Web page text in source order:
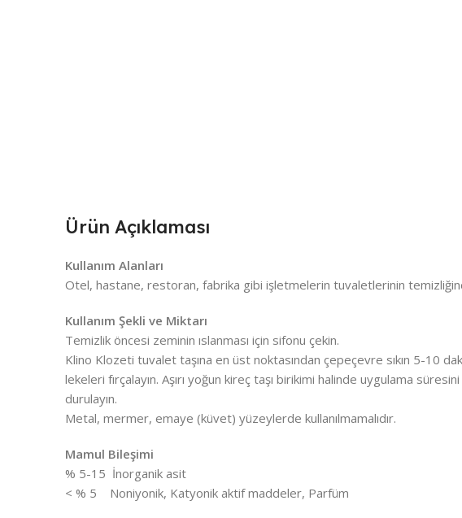
Ürün Açıklaması
Kullanım Alanları
Otel, hastane, restoran, fabrika gibi işletmelerin tuvaletlerinin
Kullanım Şekli ve Miktarı
Temizlik öncesi zeminin ıslanması için sifonu çekin.
Klino Klozeti tuvalet taşına en üst noktasından çepeçevre sıkın 5-10
lekeleri fırçalayın. Aşırı yoğun kireç taşı birikimi halinde uygulama
durulayın.
Metal, mermer, emaye (küvet) yüzeylerde kullanılmamalıdır.
Mamul Bileşimi
% 5-15 İnorganik asit
< % 5 Noniyonik, Katyonik aktif maddeler, Parfüm